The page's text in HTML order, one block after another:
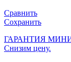
Сравнить
Сохранить
ГАРАНТИЯ
Снизим цену.